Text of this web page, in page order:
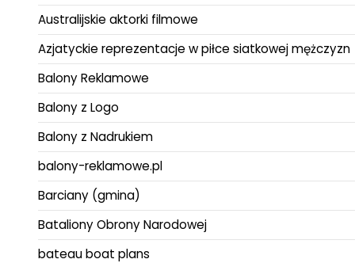
Australijskie aktorki filmowe
Azjatyckie reprezentacje w piłce siatkowej mężczyzn
Balony Reklamowe
Balony z Logo
Balony z Nadrukiem
balony-reklamowe.pl
Barciany (gmina)
Bataliony Obrony Narodowej
bateau boat plans